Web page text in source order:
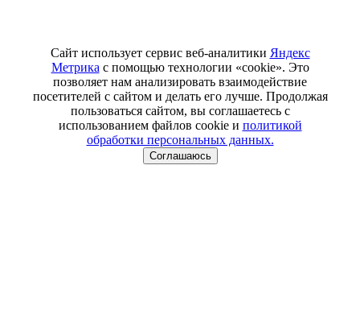
Сайт использует сервис веб-аналитики Яндекс
Метрика с помощью технологии «cookie». Это
позволяет нам анализировать взаимодействие
посетителей с сайтом и делать его лучше. Продолжая
пользоваться сайтом, вы соглашаетесь с
использованием файлов cookie и политикой
обработки персональных данных.
Соглашаюсь